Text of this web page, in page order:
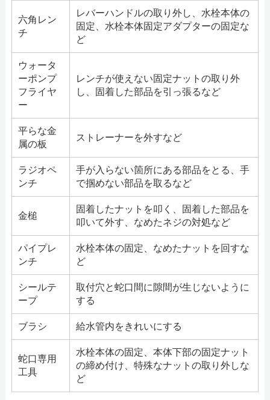
六角レン
チ
レバーハンドルの取り外し、水栓本体の
固定、水栓本体固定アダプターの固定な
ど
ウォータ
ーポンプ
フライヤ
ー
レンチが使えない固定ナットの取り外
し、固着した部品を引っ張るなど
平らな金
属の板
ストレーナーを外すなど
ラジオペ
ンチ
手が入らない箇所にある部品をとる、手
で掴めない部品を取るなど
金槌
固着したナットを叩く、固着した部品を
叩いて外す、なめたネジの対処など
パイプレ
ンチ
水栓本体の固定、なめたナットを回すな
ど
シールテ
ープ
取付穴と蛇口間に隙間が生じないように
する
ブラシ 給水管内をきれいにする
蛇口専用
工具
水栓本体の固定、本体下部の固定ナット
の締め付け、特殊なナットの取り外しな
ど